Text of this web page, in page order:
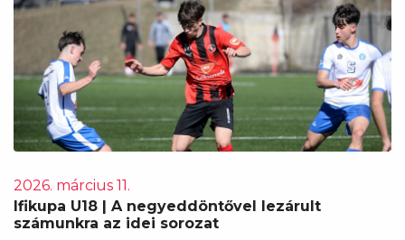
2026. március 11.
Ifikupa U18 | A negyeddöntővel lezárult
számunkra az idei sorozat